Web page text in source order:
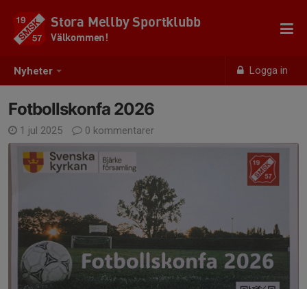
Nyheter Logga in
Stora Mellby Sportklubb
Välkommen!
Fotbollskonfa 2026
1 jul 2025 0 kommentarer